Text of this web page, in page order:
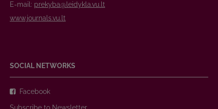
E-mail: prekyba@leidykla.vu.lt
www.journals.vu.lt
SOCIAL NETWORKS
Facebook